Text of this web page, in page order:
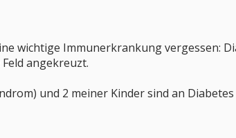
wichtige Immunerkrankung vergessen:
angekreuzt.
und 2 meiner Kinder sind an